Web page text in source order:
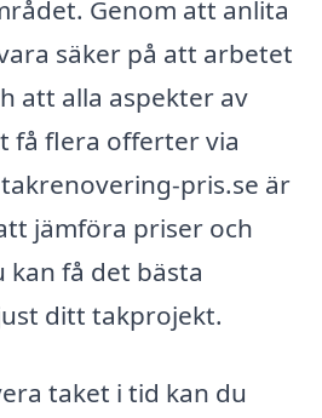
Genom att anlita
säker på att arbetet
att alla aspekter av
få flera offerter via
pris.se är
jämföra priser och
kan få det bästa
ditt takprojekt.
taket i tid kan du